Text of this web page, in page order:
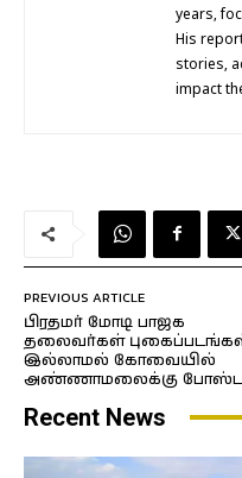
years,
His
stories,
impact
PREVIOUS ARTICLE
பிரதமர் மோடி பாஜக
தலைவர்கள்
இல்லாமல் கோவையில்
அண்ணாமலைக்கு
Recent News